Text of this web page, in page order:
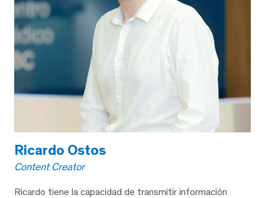
Ricardo Ostos
Content Creator
Ricardo tiene la capacidad de transmitir información